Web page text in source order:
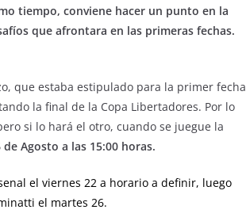
tiempo, conviene hacer un punto en la
que afrontara en las primeras fechas.
que estaba estipulado para la primer fecha
la final de la Copa Libertadores. Por lo
si lo hará el otro, cuando se juegue la
de Agosto a las 15:00 horas.
el viernes 22 a horario a definir, luego
el martes 26.